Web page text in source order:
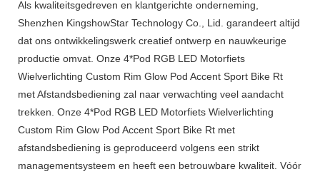
Als kwaliteitsgedreven en klantgerichte onderneming,
Shenzhen KingshowStar Technology Co., Lid. garandeert altijd
dat ons ontwikkelingswerk creatief ontwerp en nauwkeurige
productie omvat. Onze 4*Pod RGB LED Motorfiets
Wielverlichting Custom Rim Glow Pod Accent Sport Bike Rt
met Afstandsbediening zal naar verwachting veel aandacht
trekken. Onze 4*Pod RGB LED Motorfiets Wielverlichting
Custom Rim Glow Pod Accent Sport Bike Rt met
afstandsbediening is geproduceerd volgens een strikt
managementsysteem en heeft een betrouwbare kwaliteit. Vóór